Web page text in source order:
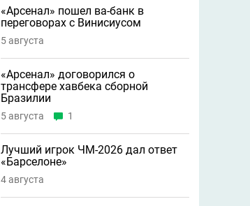
«Арсенал» пошел ва-банк в
переговорах с Винисиусом
5 августа
«Арсенал» договорился о
трансфере хавбека сборной
Бразилии
5 августа 1
Лучший игрок ЧМ-2026 дал ответ
«Барселоне»
4 августа